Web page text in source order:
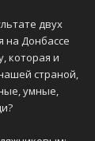
двух
на Донбассе
которая и
страной,
умные,